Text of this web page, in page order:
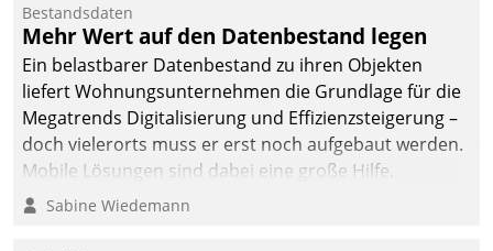
Datatrain. Die meravis
Wohnungsbau- und
Immobilien GmbH hat
sich dabei für den Betrieb
der Lösung über die SAP
Cloud Platform
entschieden - als erstes
Unternehmen am
Bestandsdaten
Mehr Wert auf den Datenbestand legen
Ein belastbarer Datenbestand zu ihren Objekten
liefert Wohnungsunternehmen die Grundlage für die
Megatrends Digitalisierung und Effizienzsteigerung –
doch vielerorts muss er erst noch aufgebaut werden.
Mobile Lösungen sind dabei eine große Hilfe.
Sabine Wiedemann